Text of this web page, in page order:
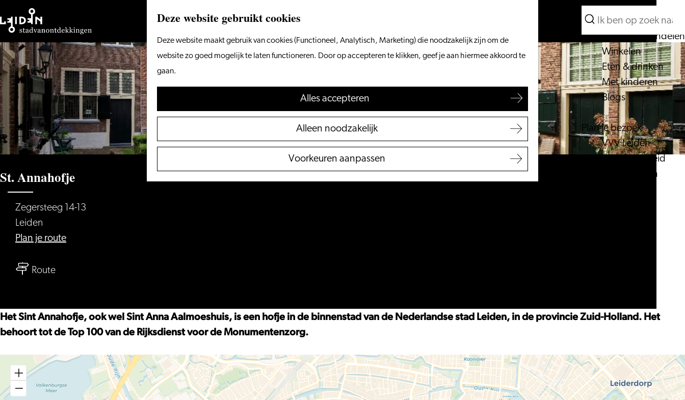
Deze website gebruikt cookies
Deze website maakt gebruik van cookies (Functioneel, Analytisch, Marketing) die noodzakelijk zijn om de
website zo goed mogelijk te laten functioneren. Door op accepteren te klikken, geef je aan hiermee akkoord te
gaan.
Alles accepteren
Alleen noodzakelijk
Voorkeuren aanpassen
Ga
naar
de
homepage
Menu
Zoeken
Wat te doen
Vanaf het water
Fietsen & wandelen
Winkelen
Eten & drinken
Met kinderen
Blogs
Plan je bezoek
VVV Leiden
Bereikbaarheid
Overnachten
Zoeken
St. Annahofje
Zegersteeg 14-13
Leiden
Plan je routenaar
Routenaar
Het Sint Annahofje, ook wel Sint Anna Aalmoeshuis, is een hofje in de binnenstad van de Nederlandse stad Leiden, in de provincie Zuid-Holland. Het
behoort tot de Top 100 van de Rijksdienst voor de Monumentenzorg.